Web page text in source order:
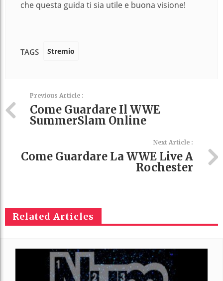
che questa guida ti sia utile e buona visione!
TAGS Stremio
Previous Article :
Come Guardare Il WWE
SummerSlam Online
Next Article :
Come Guardare La WWE Live A
Rochester
Related Articles